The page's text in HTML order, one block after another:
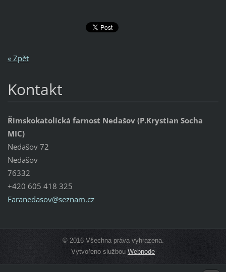
« Zpět
Kontakt
Římskokatolická farnost Nedašov (P.Krystian Socha
MIC)
Nedašov 72
Nedašov
76332
+420 605 418 325
Faranedasov@seznam.cz
© 2016 Všechna práva vyhrazena.
Vytvořeno službou Webnode